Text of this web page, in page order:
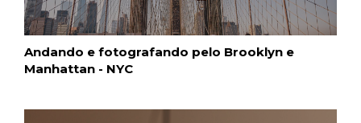
Andando e fotografando pelo Brooklyn e
Manhattan - NYC